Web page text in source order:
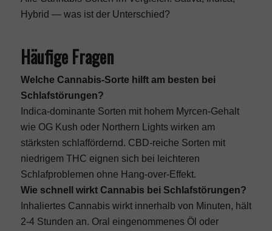
Hybrid — was ist der Unterschied?
Häufige Fragen
Welche Cannabis-Sorte hilft am besten bei
Schlafstörungen?
Indica-dominante Sorten mit hohem Myrcen-Gehalt
wie OG Kush oder Northern Lights wirken am
stärksten schlaffördernd. CBD-reiche Sorten mit
niedrigem THC eignen sich bei leichteren
Schlafproblemen ohne Hang-over-Effekt.
Wie schnell wirkt Cannabis bei Schlafstörungen?
Inhaliertes Cannabis wirkt innerhalb von Minuten, hält
2-4 Stunden an. Oral eingenommenes Öl oder